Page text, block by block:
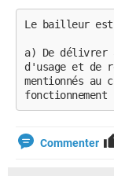
Le bailleur
a) De délivrer
d'usage et de
mentionnés au
fonctionnement
Commenter